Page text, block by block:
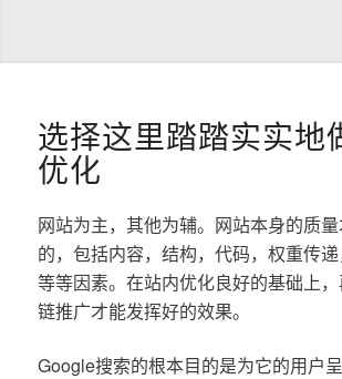
选择这里踏踏实实地
优化
网站为主，其他为辅。网站本身的质
的，包括内容，结构，代码，权重传
等等因素。在站内优化良好的基础上
链推广才能发挥好的效果。
Google搜索的根本目的是为它的用户